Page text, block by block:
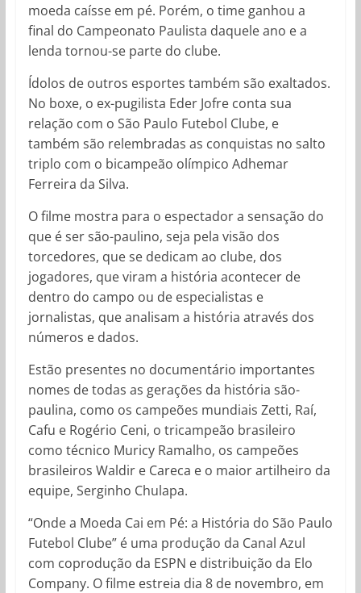
moeda caísse em pé. Porém, o time ganhou a
final do Campeonato Paulista daquele ano e a
lenda tornou-se parte do clube.
Ídolos de outros esportes também são exaltados.
No boxe, o ex-pugilista Eder Jofre conta sua
relação com o São Paulo Futebol Clube, e
também são relembradas as conquistas no salto
triplo com o bicampeão olímpico Adhemar
Ferreira da Silva.
O filme mostra para o espectador a sensação do
que é ser são-paulino, seja pela visão dos
torcedores, que se dedicam ao clube, dos
jogadores, que viram a história acontecer de
dentro do campo ou de especialistas e
jornalistas, que analisam a história através dos
números e dados.
Estão presentes no documentário importantes
nomes de todas as gerações da história são-
paulina, como os campeões mundiais Zetti, Raí,
Cafu e Rogério Ceni, o tricampeão brasileiro
como técnico Muricy Ramalho, os campeões
brasileiros Waldir e Careca e o maior artilheiro da
equipe, Serginho Chulapa.
“Onde a Moeda Cai em Pé: a História do São Paulo
Futebol Clube” é uma produção da Canal Azul
com coprodução da ESPN e distribuição da Elo
Company. O filme estreia dia 8 de novembro, em